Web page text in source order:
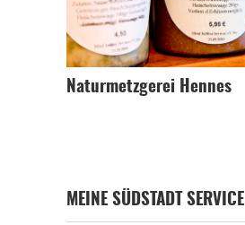
Naturmetzgerei Hennes
MEINE SÜDSTADT SERVICE